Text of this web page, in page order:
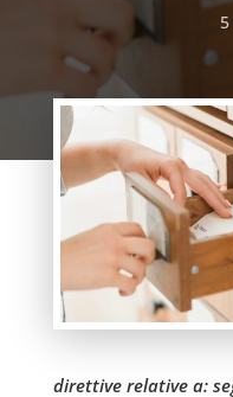
direttive relative a: